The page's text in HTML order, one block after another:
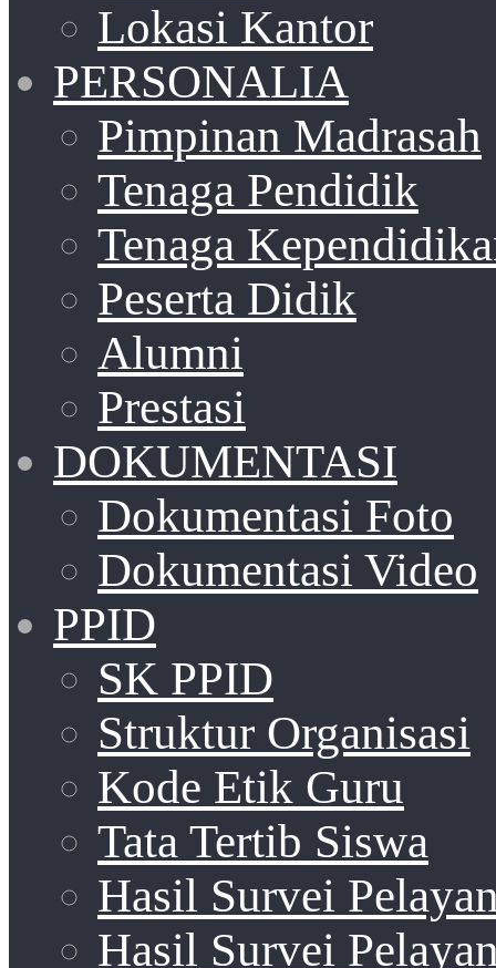
Lokasi Kantor
PERSONALIA
Pimpinan Madrasah
Tenaga Pendidik
Tenaga
Peserta Didik
Alumni
Prestasi
DOKUMENTASI
Dokumentasi Foto
Dokumentasi Video
PPID
SK PPID
Struktur Organisasi
Kode Etik Guru
Tata Tertib Siswa
Hasil Survei
Hasil Survei